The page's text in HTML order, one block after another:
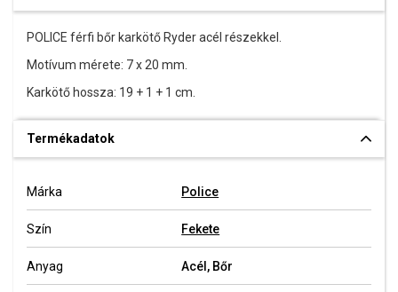
POLICE férfi bőr karkötő Ryder acél részekkel.
Motívum mérete: 7 x 20 mm.
Karkötő hossza: 19 + 1 + 1 cm.
Termékadatok
Márka Police
Szín Fekete
Anyag Acél, Bőr